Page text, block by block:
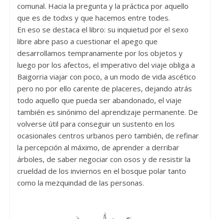
comunal. Hacia la pregunta y la práctica por aquello
que es de todxs y que hacemos entre todes.
En eso se destaca el libro: su inquietud por el sexo
libre abre paso a cuestionar el apego que
desarrollamos tempranamente por los objetos y
luego por los afectos, el imperativo del viaje obliga a
Baigorria viajar con poco, a un modo de vida ascético
pero no por ello carente de placeres, dejando atrás
todo aquello que pueda ser abandonado, el viaje
también es sinónimo del aprendizaje permanente. De
volverse útil para conseguir un sustento en los
ocasionales centros urbanos pero también, de refinar
la percepción al máximo, de aprender a derribar
árboles, de saber negociar con osos y de resistir la
crueldad de los inviernos en el bosque polar tanto
como la mezquindad de las personas.